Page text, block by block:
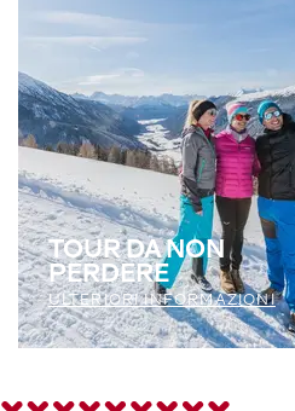
TOUR DA NON
PERDERE
ULTERIORI INFORMAZIONI